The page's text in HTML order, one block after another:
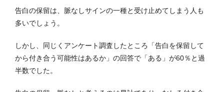
告白の保留は、脈なしサインの一種と受け止めてしまう人も
多いでしょう。
しかし、同じくアンケート調査したところ「告白を保留して
から付き合う可能性はあるか」の回答で「ある」が60％と過
半数でした。